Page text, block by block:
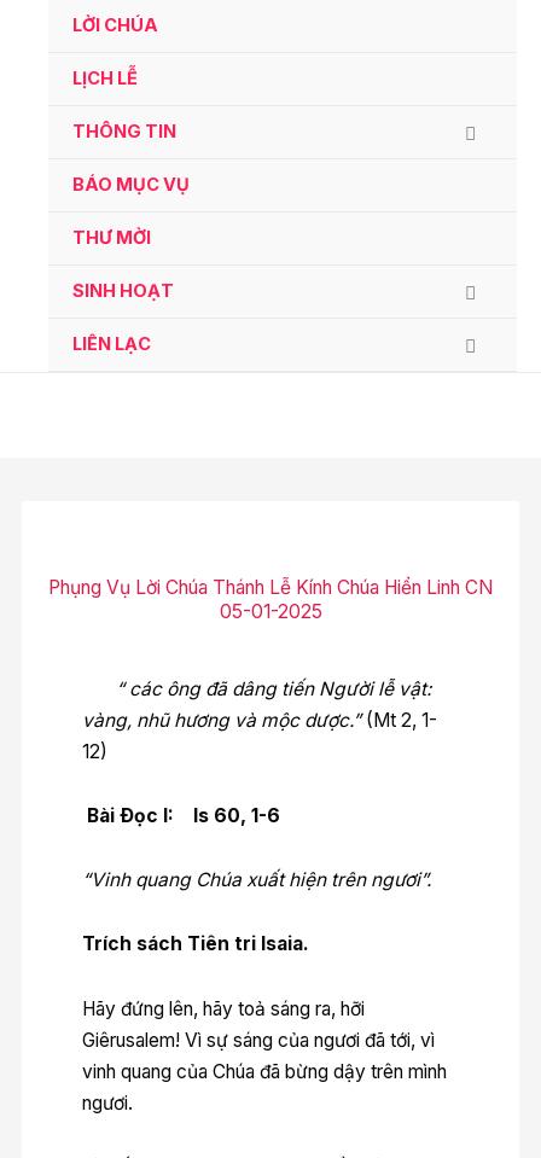
LỜI CHÚA
LỊCH LỄ
THÔNG TIN
BÁO MỤC VỤ
THƯ MỜI
SINH HOẠT
LIÊN LẠC
Phụng Vụ Lời Chúa Thánh Lễ Kính Chúa Hiển Linh CN
05-01-2025
“ các ông đã dâng tiến Người lễ vật:
vàng, nhũ hương và mộc dược.”(Mt 2, 1-
12)
Bài Ðọc I: Is 60, 1-6
“Vinh quang Chúa xuất hiện trên ngươi”.
Trích sách Tiên tri Isaia.
Hãy đứng lên, hãy toả sáng ra, hỡi
Giêrusalem! Vì sự sáng của ngươi đã tới, vì
vinh quang của Chúa đã bừng dậy trên mình
ngươi.